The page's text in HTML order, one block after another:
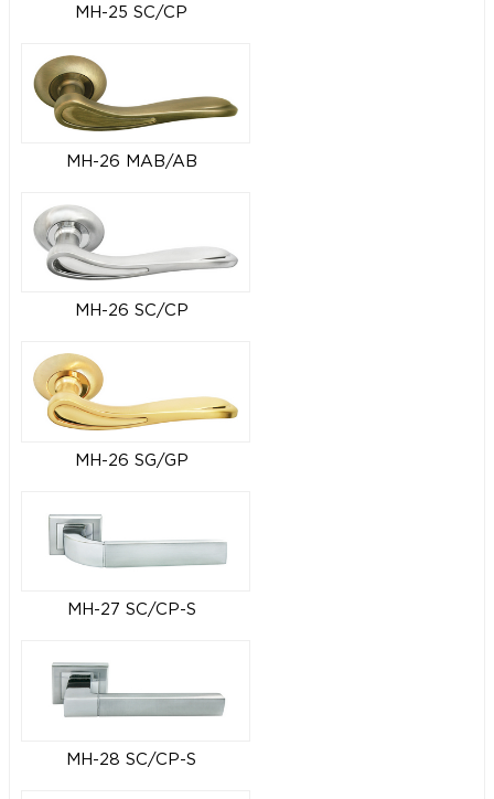
MH-25 SC/CP
MH-26 MAB/AB
MH-26 SC/CP
MH-26 SG/GP
MH-27 SC/CP-S
MH-28 SC/CP-S